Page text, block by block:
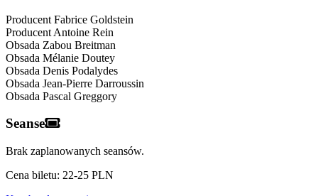
Producent Fabrice Goldstein
Producent Antoine Rein
Obsada Zabou Breitman
Obsada Mélanie Doutey
Obsada Denis Podalydes
Obsada Jean-Pierre Darroussin
Obsada Pascal Greggory
Seanse
Brak zaplanowanych seansów.
Cena biletu: 22-25 PLN